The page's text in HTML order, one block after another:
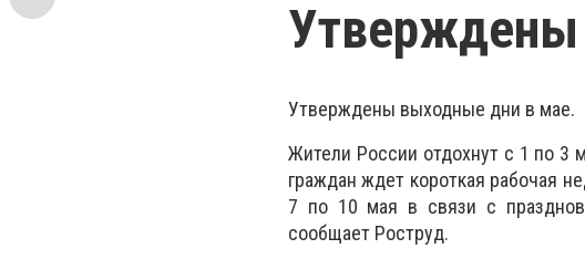
Утверждены выходные дни в мае.
Жители России отдохнут с 1 по 3
граждан ждет короткая рабочая
7 по 10 мая в связи с
сообщает Роструд.